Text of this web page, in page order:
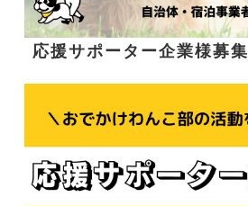
応援サポーター企業様募集